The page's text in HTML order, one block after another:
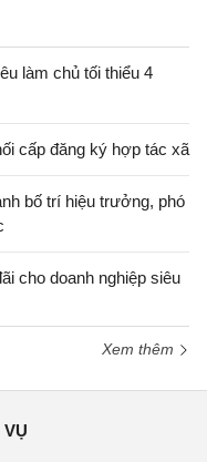
làm chủ tối thiểu 4
cấp đăng ký hợp tác xã
bố trí hiệu trưởng, phó
cho doanh nghiệp siêu
Xem thêm
VỤ